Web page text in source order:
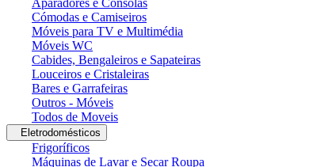
Aparadores e Consolas
Cómodas e Camiseiros
Móveis para TV e Multimédia
Móveis WC
Cabides, Bengaleiros e Sapateiras
Louceiros e Cristaleiras
Bares e Garrafeiras
Outros - Móveis
Todos de Moveis
Eletrodomésticos
Frigoríficos
Máquinas de Lavar e Secar Roupa